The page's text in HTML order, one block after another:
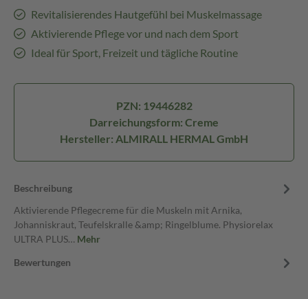
Revitalisierendes Hautgefühl bei Muskelmassage
Aktivierende Pflege vor und nach dem Sport
Ideal für Sport, Freizeit und tägliche Routine
PZN: 19446282
Darreichungsform: Creme
Hersteller: ALMIRALL HERMAL GmbH
Beschreibung
Aktivierende Pflegecreme für die Muskeln mit Arnika,
Johanniskraut, Teufelskralle &amp; Ringelblume. Physiorelax
ULTRA PLUS… Mehr
Bewertungen